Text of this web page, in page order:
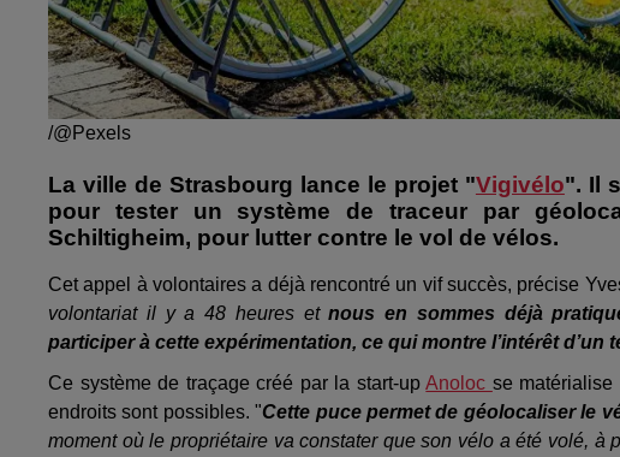
/@Pexels
La ville de Strasbourg lance le projet "Vigivélo". Il
pour tester un système de traceur par
Schiltigheim, pour lutter contre le vol de vélos.
Cet appel à volontaires a déjà rencontré un vif succès, précise
volontariat il y a 48 heures etnous en sommes déjà
participer à cette expérimentation, ce qui montre l’intérêt d’un
Ce système de traçage créé par la start-upAnoloc se
endroits sont possibles. "Cette puce permet de géolocaliser le
moment où le propriétaire va constater que son vélo a été volé, à